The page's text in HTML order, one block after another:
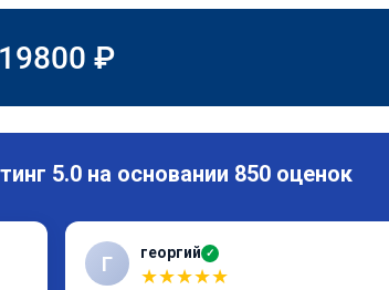
19800 ₽
5.0 на основании 850 оценок
Г георгий ✓
★★★★★